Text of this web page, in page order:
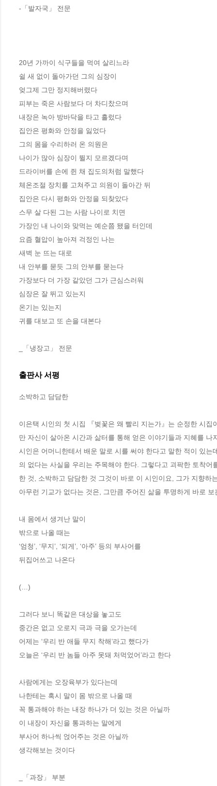
-「발자국」 전문
20년 가까이 식구들을 먹여 살리느라
쉴 새 없이 돌아가던 그의 심장이
엊그제 그만 정지해버렸다
피부는 죽은 사람보다 더 차디찼으며
내장은 녹아 방바닥을 타고 흘렀다
집안은 평화와 안정을 잃었다
그의 몸을 수리하러 온 의원은
나이가 많아 심장이 뛸지 모르겠다며
드라이버를 손에 쥔 채 집도의처럼 말했다
체온조절 장치를 고쳐주고 의원이 돌아간 뒤
집안은 다시 평화와 안정을 되찾았다
스무 살 다된 그는 사람 나이로 치면
가장인 내 나이와 맞먹는 예순쯤 됐을 터인데
요즘 혈압이 높아져 걱정인 나는
새벽 눈 뜨는 대로
내 안부를 묻듯 그의 안부를 묻는다
가장보다 더 가장 같았던 그가 근심스러워
심장은 잘 뛰고 있는지
온기는 있는지
귀를 대보고 또 손을 대본다
_「냉장고」 전문
출판사 서평
소박하고 담담한
이은택 시인의 첫 시집 『벚꽃은 왜 빨리 지는가』는 순정한 시
만 자신이 살아온 시간과 삶터를 통해 얻은 이야기들과 지혜를
시인은 어머니한테서 배운 말로 시를 써야 한다고 말한 적이 있
의 없다는 사실을 우리는 주목해야 한다. 그렇다고 괴팍한 토착
한 것, 소박하고 담담한 것 그것이 바로 이 시인이요, 그가 지향하
아무런 기교가 없다는 것은, 그만큼 주어진 삶을 투명하게 바로
내 몸에서 생겨난 말이
밖으로 나올 때는
‘엄청’, ‘무지’, ‘되게’, ‘아주’ 등의 부사어를
뒤집어쓰고 나온다
(…)
그러다 보니 똑같은 대상을 놓고도
중간은 없고 오로지 극과 극을 오가는데
어제는 ‘우리 반 애들 무지 착해’라고 했다가
오늘은 ‘우리 반 놈들 아주 못돼 처먹었어’라고 한다
사람에게는 오장육부가 있다는데
나한테는 혹시 말이 몸 밖으로 나올 때
꼭 통과해야 하는 내장 하나가 더 있는 것은 아닐까
이 내장이 자신을 통과하는 말에게
부사어 하나씩 얹어주는 것은 아닐까
생각해보는 것이다
_「과장」 부분